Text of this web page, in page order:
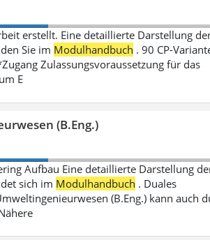
erstellt. Eine detaillierte Darstellung
Sie im Modulhandbuch . 90 CP-
Zulassungsvoraussetzung für das
E
(B.Eng.)
Aufbau Eine detaillierte Darstellung
sich im Modulhandbuch . Duales
(B.Eng.) kann auch